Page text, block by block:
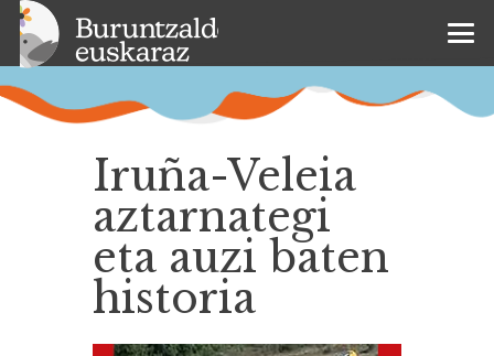
Iruña-Veleia
aztarnategi
eta auzi baten
historia